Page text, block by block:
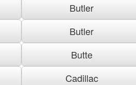
Butler
Butler
Butte
Cadillac